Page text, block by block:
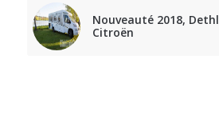
Nouveauté 2018,
Citroën